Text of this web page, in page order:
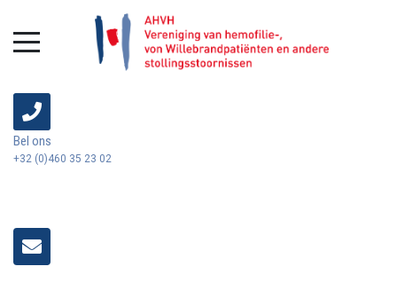
Bel ons
+32 (0)460 35 23 02